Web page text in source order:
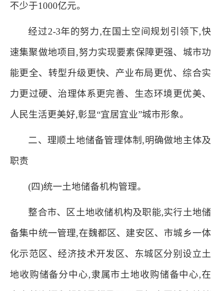
不少于1000亿元。
经过2-3年的努力,在国土空间规划引领下,快
速集聚做地项目,努力实现要素保障更强、城市功
能更全、转型升级更快、产业布局更优、综合实
力更过硬、治理体系更完善、生态环境更优美、
人民生活更美好,彰显“宜居宜业”城市形象。
二、理顺土地储备管理体制,明确做地主体及
职责
(四)统一土地储备机构管理。
整合市、区土地收储机构及职能,实行土地储
备集中统一管理,在魏都区、建安区、市城乡一体
化示范区、经济技术开发区、东城区分别设立土
地收购储备分中心,隶属市土地收购储备中心,在